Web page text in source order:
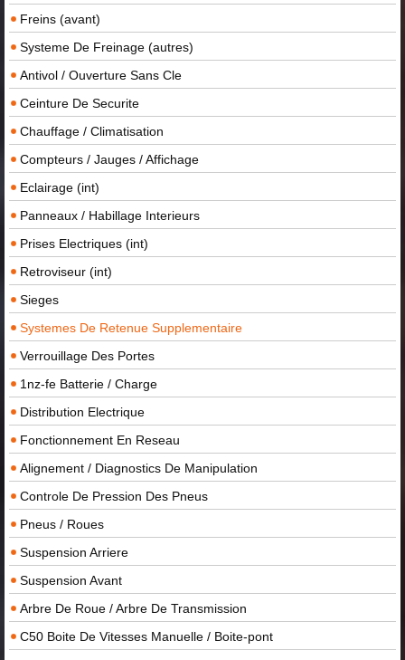
Freins (avant)
Systeme De Freinage (autres)
Antivol / Ouverture Sans Cle
Ceinture De Securite
Chauffage / Climatisation
Compteurs / Jauges / Affichage
Eclairage (int)
Panneaux / Habillage Interieurs
Prises Electriques (int)
Retroviseur (int)
Sieges
Systemes De Retenue Supplementaire
Verrouillage Des Portes
1nz-fe Batterie / Charge
Distribution Electrique
Fonctionnement En Reseau
Alignement / Diagnostics De Manipulation
Controle De Pression Des Pneus
Pneus / Roues
Suspension Arriere
Suspension Avant
Arbre De Roue / Arbre De Transmission
C50 Boite De Vitesses Manuelle / Boite-pont